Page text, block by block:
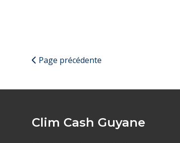
Page précédente
Clim Cash Guyane